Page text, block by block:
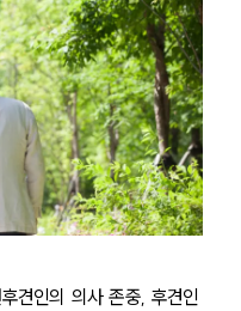
변호사
견인의 의사 존중, 후견인